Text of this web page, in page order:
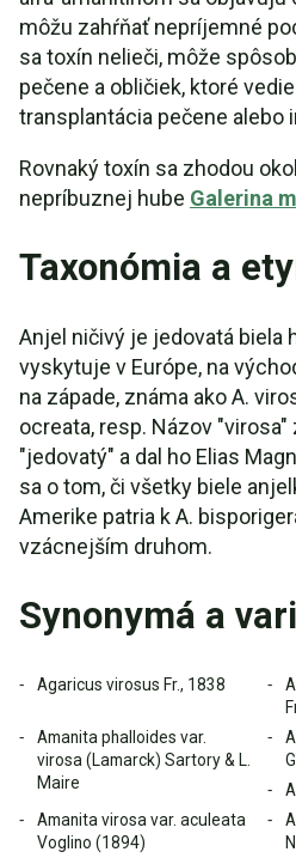
môžu zahŕňať nepríjemné
sa toxín nelieči, môže
pečene a obličiek, ktoré
transplantácia pečene alebo
Rovnaký toxín sa zhodou
nepríbuznej hube Galerina
Taxonómia a
Anjel ničivý je jedovatá biela
vyskytuje v Európe, na
na západe, známa ako A.
ocreata, resp. Názov
"jedovatý" a dal ho Elias
sa o tom, či všetky biele
Amerike patria k A.
vzácnejším druhom.
Synonymá a
Agaricus virosus Fr., 1838
Amanita phalloides var.
virosa (Lamarck) Sartory & L.
Maire
Amanita virosa var. aculeata
Voglino (1894)